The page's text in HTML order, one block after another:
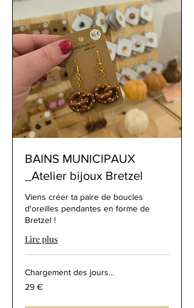
BAINS MUNICIPAUX
_Atelier bijoux Bretzel
Viens créer ta paire de boucles
d'oreilles pendantes en forme de
Bretzel !
Lire plus
Chargement des jours...
29
euros
29 €